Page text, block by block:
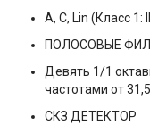
А, С, Lin (Класс 1:
ПОЛОСОВЫЕ
Девять 1/1
частотами от
СКЗ ДЕТЕКТОР